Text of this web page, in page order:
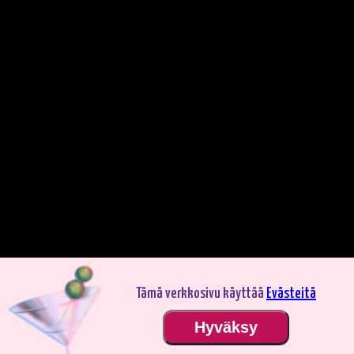
Pelaa demotilassa. Oikealla rahalla pelaaminen on jännittävämpää.
Tämä verkkosivu käyttää Evästeitä
Hyväksy